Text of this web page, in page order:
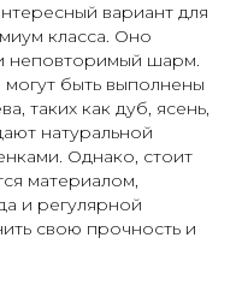
вариант для
класса. Оно
неповторимый шарм.
быть выполнены
таких как дуб, ясень,
натуральной
Однако, стоит
материалом,
и регулярной
свою прочность и